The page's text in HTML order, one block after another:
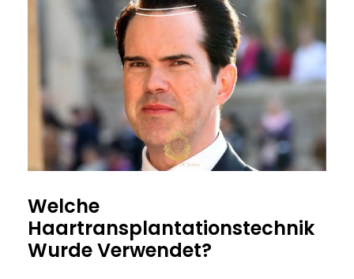
Welche
Haartransplantationstechnik
Wurde Verwendet?